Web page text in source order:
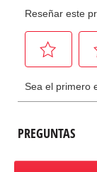
PREGUNTAS